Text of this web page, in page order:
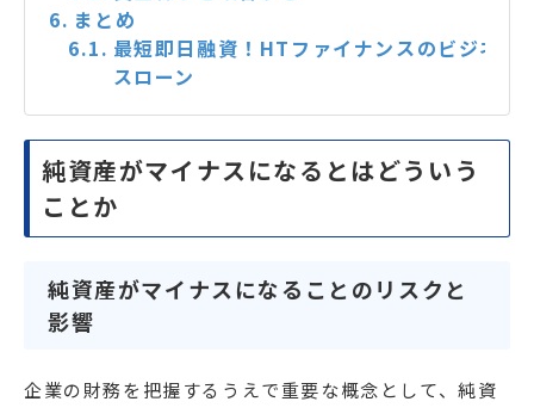
まとめ
最短即日融資！HTファイナンスのビジネ
スローン
純資産がマイナスになるとはどういう
ことか
純資産がマイナスになることのリスクと
影響
企業の財務を把握するうえで重要な概念として、純資